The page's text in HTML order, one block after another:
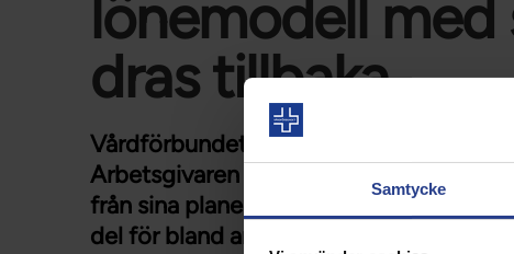
Samtycke
lönemodell
dras tillbaka
Vårdförbundet fick idag ett välkommet
Arbetsgivaren Psykiatripartners, ett
från sina planer på att ensidigt införa
del för bland annat